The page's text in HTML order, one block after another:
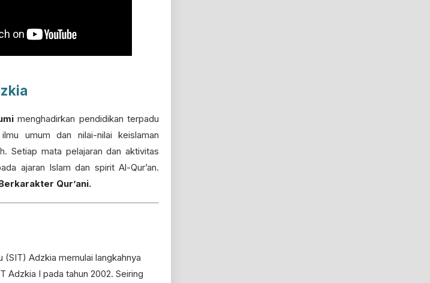
menghadirkan pendidikan terpadu
umum dan nilai-nilai keislaman
Setiap mata pelajaran dan aktivitas
ajaran Islam dan spirit Al-Qur’an.
Qur’ani.
(SIT) Adzkia memulai langkahnya
Adzkia I pada tahun 2002. Seiring